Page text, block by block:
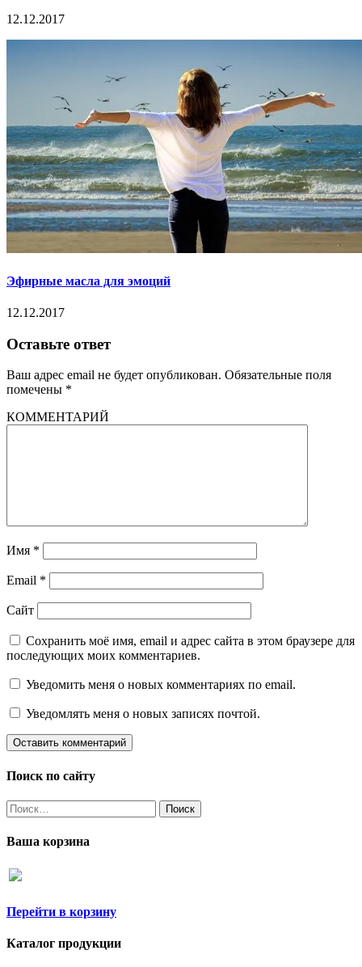
12.12.2017
Эфирные масла для эмоций
12.12.2017
Оставьте ответ
Ваш адрес email не будет опубликован. Обязательные поля
помечены *
КОММЕНТАРИЙ
Имя *
Email *
Сайт
Сохранить моё имя, email и адрес сайта в этом браузере для
последующих моих комментариев.
Уведомить меня о новых комментариях по email.
Уведомлять меня о новых записях почтой.
Поиск по сайту
Найти:
Ваша корзина
Перейти в корзину
Каталог продукции